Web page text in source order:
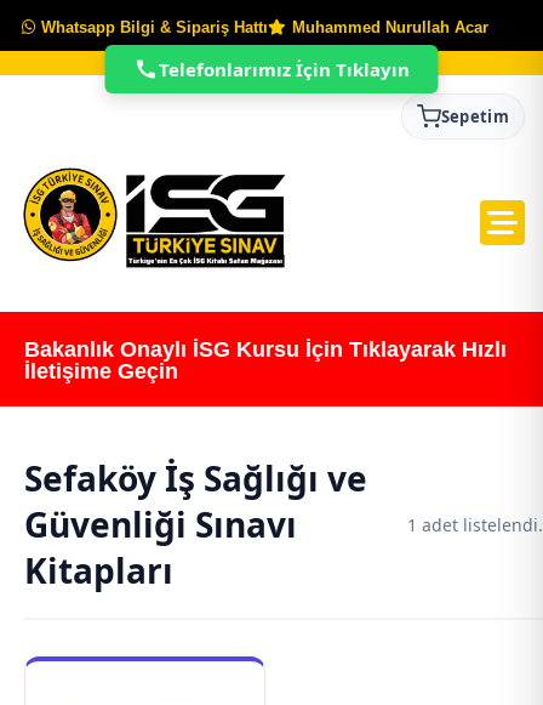
Whatsapp Bilgi & Sipariş Hattı Muhammed Nurullah Acar
Sepetim
Bakanlık Onaylı İSG Kursu İçin Tıklayarak Hızlı
İletişime Geçin
Sefaköy İş Sağlığı ve
Güvenliği Sınavı
Kitapları
1 adet listelendi.
Telefonlarımız İçin Tıklayın